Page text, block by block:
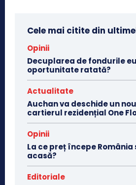
Cele mai citite din
Opinii
Decuplarea de fondurile
oportunitate ratată?
Actualitate
Auchan va deschide un
cartierul rezidențial One
Opinii
La ce preț începe România
acasă?
Editoriale